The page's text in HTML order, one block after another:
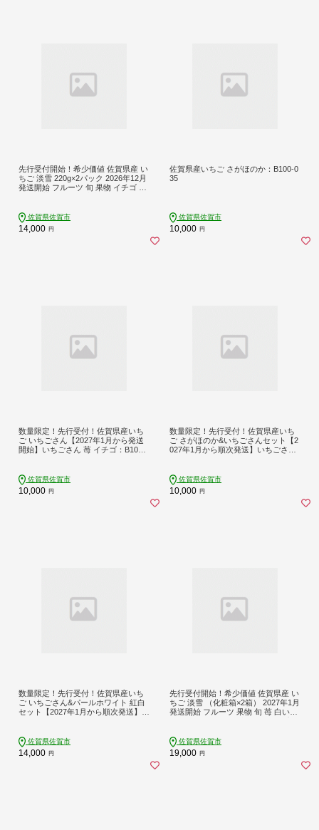
先行受付開始！希少価値 佐賀県産 い
ちご 淡雪 220g×2パック 2026年12月
発送開始 フルーツ 旬 果物 イチゴ 苺
佐賀県佐賀市
14,000 円
佐賀県産いちご さがほのか：B100-0
35
佐賀県佐賀市
10,000 円
数量限定！先行受付！佐賀県産いち
ご いちごさん【2027年1月から発送
開始】いちごさん 苺 イチゴ：B100-0
佐賀県佐賀市
10,000 円
数量限定！先行受付！佐賀県産いち
ご さがほのか&いちごさんセット【2
027年1月から順次発送】いちごさん
佐賀県佐賀市
10,000 円
数量限定！先行受付！佐賀県産いち
ご いちごさん&パールホワイト 紅白
セット【2027年1月から順次発送】い
佐賀県佐賀市
14,000 円
先行受付開始！希少価値 佐賀県産 い
ちご 淡雪 （化粧箱×2箱） 2027年1月
発送開始 フルーツ 果物 旬 苺 白いち
：B190-026
佐賀県佐賀市
19,000 円